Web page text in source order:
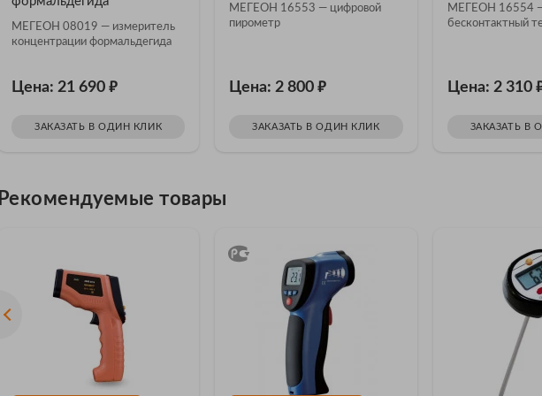
МЕГЕОН 08019 — измеритель
концентрации формальдегида
Цена: 21 690 ₽
ЗАКАЗАТЬ В ОДИН КЛИК
МЕГЕОН 16553 — цифровой
пирометр
Цена: 2 800₽
ЗАКАЗАТЬ В ОДИН КЛИК
МЕГЕОН 16554
бесконтактный
Цена: 2 310
ЗАКАЗАТЬ В
Рекомендуемые товары